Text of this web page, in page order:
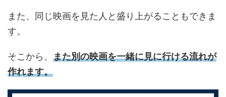
また、同じ映画を見た人と盛り上がることもできま
す。
そこから、 また別の映画を一緒に見に行ける流れが
作れます。